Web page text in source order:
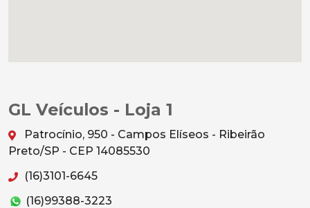
GL Veículos - Loja 1
Patrocínio, 950 - Campos Elíseos - Ribeirão
Preto/SP - CEP 14085530
(16)3101-6645
(16)99388-3223